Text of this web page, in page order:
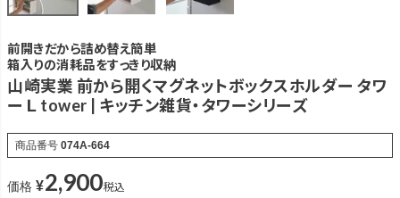
前開きだから詰め替え簡単
箱入りの消耗品をすっきり収納
山崎実業 前から開くマグネットボックスホルダー タワ
ー Ｌ tower | キッチン雑貨・タワーシリーズ
商品番号 074A-664
価格 ¥2,900税込